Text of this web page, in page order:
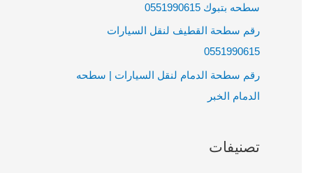
سطحه بتبوك 0551990615
رقم سطحة القطيف لنقل السيارات
0551990615
رقم سطحة الدمام لنقل السيارات | سطحه
الدمام الخبر
تصنيفات